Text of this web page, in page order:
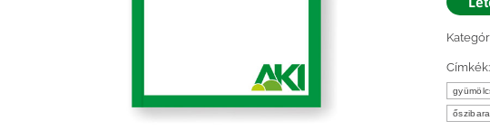
Címkék: